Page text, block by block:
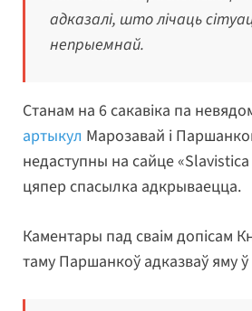
адказалі, што лічаць
непрыемнай.
Станам на 6 сакавіка па
артыкул Марозавай і
недаступны на сайце
цяпер спасылка адкрываецца.
Каментары пад сваім допісам
таму Паршанкоў адказваў яму ў